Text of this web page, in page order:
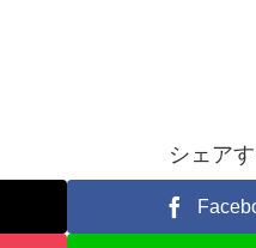
シェア